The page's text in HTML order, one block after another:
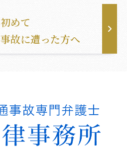
初めて
事故に遭った方へ